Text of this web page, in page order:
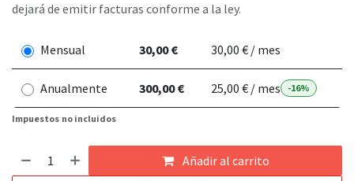
dejará de emitir facturas conforme a la ley.
Mensual 30,00 € 30,00 € / mes
Anualmente 300,00 € 25,00 € / mes -16%
Impuestos no incluidos
Añadir al carrito